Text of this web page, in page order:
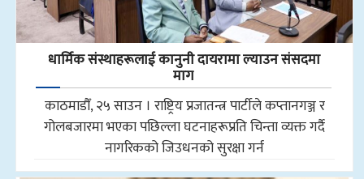
धार्मिक संस्थाहरूलाई कानुनी दायरामा ल्याउन संसदमा
माग
काठमाडौँ, २५ साउन । राष्ट्रिय प्रजातन्त्र पार्टीले कप्तानगञ्ज र
गोलबजारमा भएका पछिल्ला घटनाहरूप्रति चिन्ता व्यक्त गर्दै
नागरिकको जिउधनको सुरक्षा गर्न